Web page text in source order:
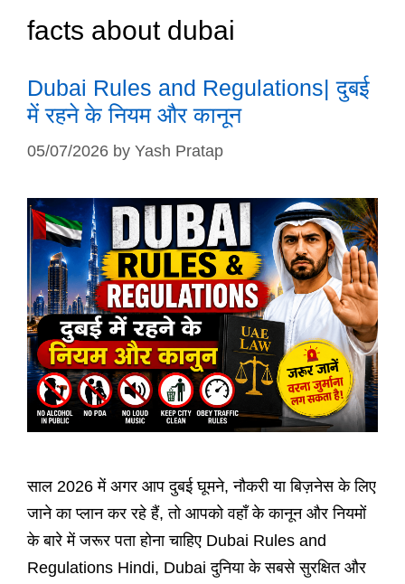
facts about dubai
Dubai Rules and Regulations| दुबई
में रहने के नियम और कानून
05/07/2026 by Yash Pratap
साल 2026 में अगर आप दुबई घूमने, नौकरी या बिज़नेस के लिए
जाने का प्लान कर रहे हैं, तो आपको वहाँ के कानून और नियमों
के बारे में जरूर पता होना चाहिए Dubai Rules and
Regulations Hindi, Dubai दुनिया के सबसे सुरक्षित और